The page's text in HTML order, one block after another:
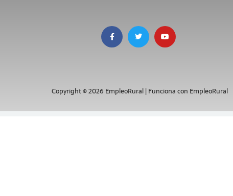
Copyright © 2026 EmpleoRural | Funciona con EmpleoRural